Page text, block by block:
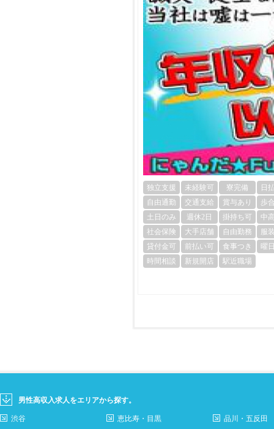
独立支援 未経験可 寮完備
日
自由通勤
交通支給 賞与あり
歩
土日のみ
週休2日 掛持ち可
中
社会保険
大手店舗 自由勤務
服
貸付金可
前払い可 食事つき
曜
時間相談
新規開店 駅近職場
男性高収入求人をエリアから探す。
渋谷 恵比寿・目黒
品川・五反田